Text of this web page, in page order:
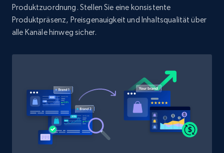
Target - Discover products by specified
UPC
Rating, Reviews count, Initial price, Discount,
1.3K+ 175+ Jetzt anfangen
Zara - Products
Produktzuordnung. Stellen Sie eine konsistente
Produktpräsenz, Preisgenauigkeit und Inhaltsqualität über
alle Kanäle hinweg sicher.